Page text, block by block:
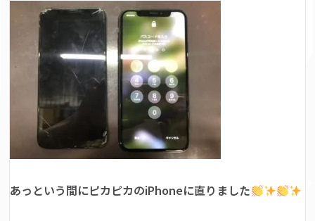
あっという間にピカピカのiPhoneに直りました